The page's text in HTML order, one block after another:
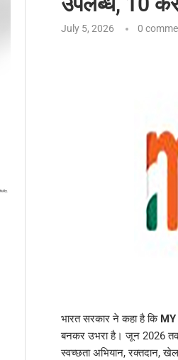
July 5, 2026 0
भारत सरकार ने कहा है कि
बनकर उभरा है। जून 2026
स्वच्छता अभियान, रक्तदान,